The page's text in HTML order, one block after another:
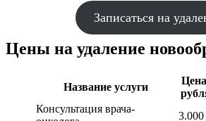
Записаться на
Цены на удаление
Название услуги
Консультация врача-